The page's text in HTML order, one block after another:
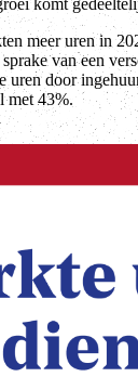
komt
meer uren in
van een
door
met 43%.